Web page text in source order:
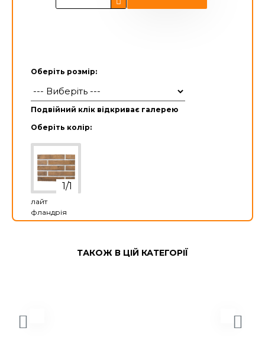
Оберіть розмір:
Подвійний клік відкриває галерею
Оберіть колір:
лайт
фландрія
ТАКОЖ В ЦІЙ КАТЕГОРІЇ